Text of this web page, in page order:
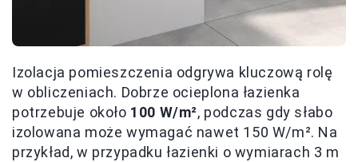
Izolacja pomieszczenia odgrywa kluczową rolę
w obliczeniach. Dobrze ocieplona łazienka
potrzebuje około 100 W/m², podczas gdy słabo
izolowana może wymagać nawet 150 W/m². Na
przykład, w przypadku łazienki o wymiarach 3 m